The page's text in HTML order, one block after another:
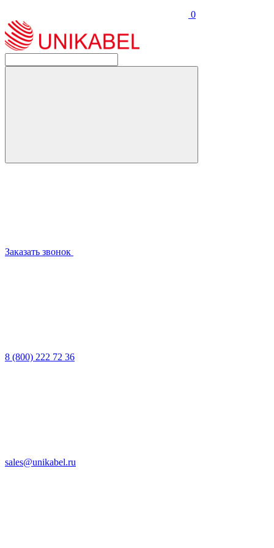
0
Заказать звонок
8 (800) 222 72 36
sales@unikabel.ru